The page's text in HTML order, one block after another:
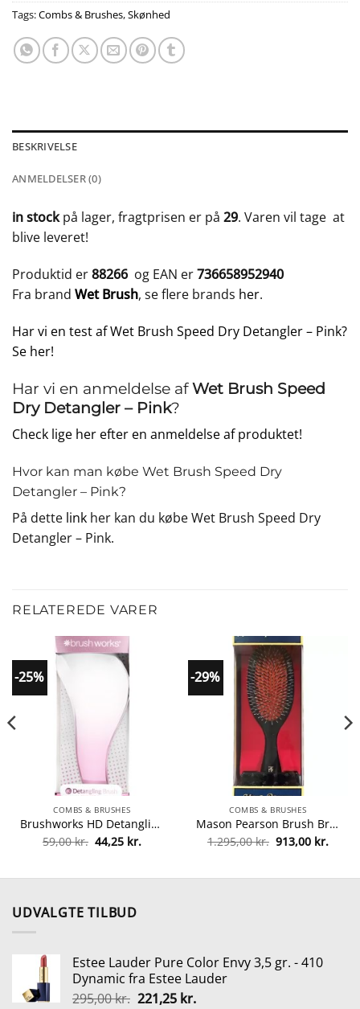
Tags:Combs & Brushes,Skønhed
BESKRIVELSE
ANMELDELSER (0)
in stockpå lager, fragtprisen er på 29. Varen vil tage at
blive leveret!
Produktid er88266 og EAN er736658952940
Fra brand Wet Brush, se flere brands her.
Har vi en test af Wet Brush Speed Dry Detangler – Pink?
Se her!
Har vi en anmeldelse afWet Brush Speed
Dry Detangler – Pink?
Check lige her efter en anmeldelse af produktet!
Hvor kan man købe Wet Brush Speed Dry
Detangler – Pink?
På dette link her kan du købe Wet Brush Speed Dry
Detangler – Pink.
RELATEREDE VARER
-25%
COMBS & BRUSHES
Brushworks HD Detangling Hair Brush fra Brushworks
59,00kr. Den
oprindelige
59,00 kr..
44,25 kr.Den
44,25 kr..
-29%
COMBS & BRUSHES
Mason Pearson Brush Bristle & Nylon (BN3) fra vrige Mrker
1.295,00kr. Den
oprindelige
1.295,00 kr..
913,00 kr.Den
UDVALGTE TILBUD
Estee Lauder Pure Color Envy 3,5 gr. - 410
Dynamic fra Estee Lauder
295,00kr. Den
221,25 kr.Den